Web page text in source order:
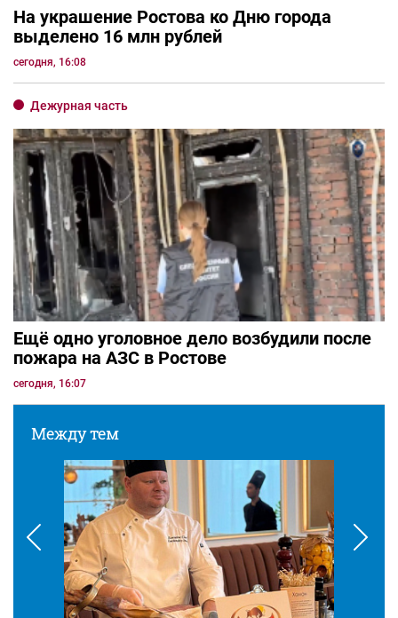
На украшение Ростова ко Дню города
выделено 16 млн рублей
сегодня, 16:08
Дежурная часть
Ещё одно уголовное дело возбудили после
пожара на АЗС в Ростове
сегодня, 16:07
Между тем